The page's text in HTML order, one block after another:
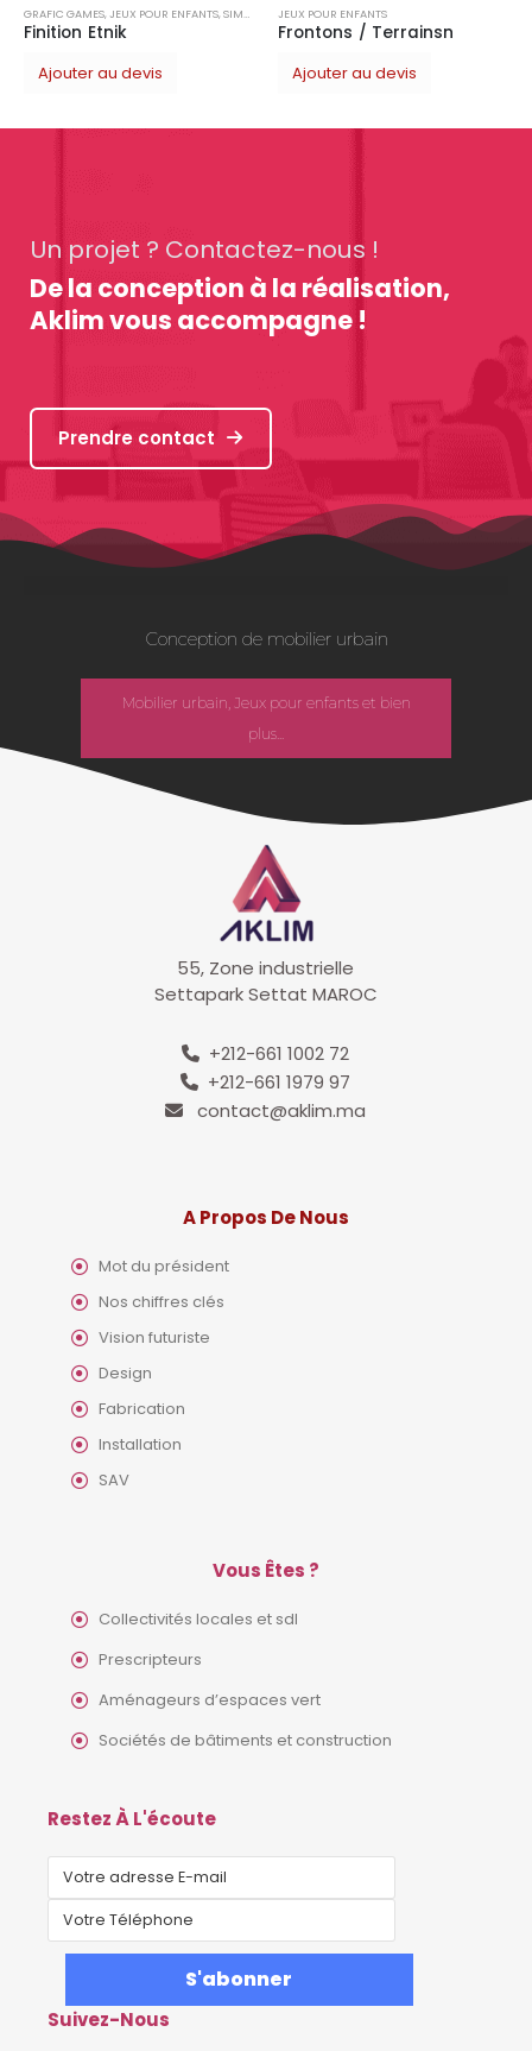
SIMPLE JEUX POUR ENFANTS
Frontons / Terrainsn
Ajouter au devis
Un projet ? Contactez-nous !
De la conception à la réalisation,
Aklim vous accompagne !
Prendre contact
Conception de mobilier urbain
Mobilier urbain, Jeux pour enfants et bien
plus...
55, Zone industrielle
Settapark Settat MAROC
+212-661 1002 72
+212-661 1979 97
contact@aklim.ma
A Propos De Nous
Mot du président
Nos chiffres clés
Vision futuriste
Design
Fabrication
Installation
SAV
Vous Êtes ?
Collectivités locales et sdl
Prescripteurs
Aménageurs d’espaces vert
Sociétés de bâtiments et construction
Restez À L'écoute
Suivez-Nous